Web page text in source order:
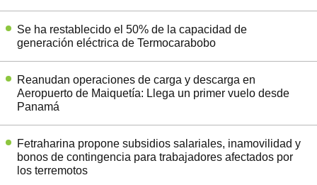
Se ha restablecido el 50% de la capacidad de
generación eléctrica de Termocarabobo
Reanudan operaciones de carga y descarga en
Aeropuerto de Maiquetía: Llega un primer vuelo desde
Panamá
Fetraharina propone subsidios salariales, inamovilidad y
bonos de contingencia para trabajadores afectados por
los terremotos